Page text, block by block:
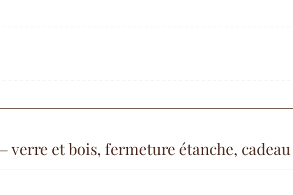
verre et bois, fermeture étanche,